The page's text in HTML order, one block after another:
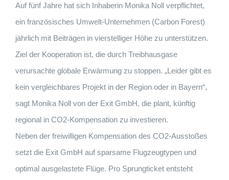
Auf fünf Jahre hat sich Inhaberin Monika Noll verpflichtet,
ein französisches Umwelt-Unternehmen (Carbon Forest)
jährlich mit Beiträgen in vierstelliger Höhe zu unterstützen.
Ziel der Kooperation ist, die durch Treibhausgase
verursachte globale Erwärmung zu stoppen. „Leider gibt es
kein vergleichbares Projekt in der Region oder in Bayern“,
sagt Monika Noll von der Exit GmbH, die plant, künftig
regional in CO2-Kompensation zu investieren.
Neben der freiwilligen Kompensation des CO2-Ausstoßes
setzt die Exit GmbH auf sparsame Flugzeugtypen und
optimal ausgelastete Flüge. Pro Sprungticket entsteht